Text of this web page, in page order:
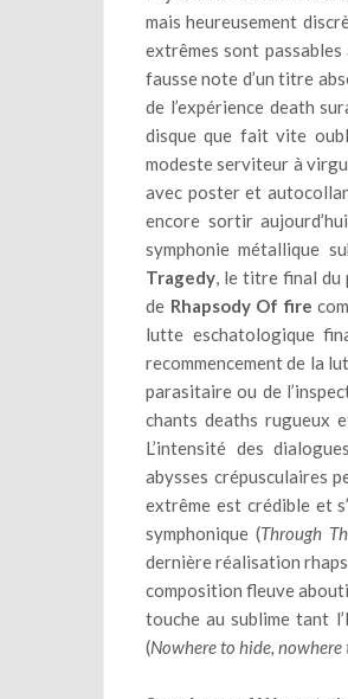
mais heureusement
extrêmes sont
fausse note d’un titre
de l’expérience death
disque que fait vite
modeste serviteur à
avec poster et
encore sortir
symphonie métallique
Tragedy, le titre final du
de Rhapsody Of fire
lutte eschatologique
recommencement de la
parasitaire ou de
chants deaths rugueux
L’intensité des
abysses crépusculaires
extrême est crédible et
symphonique (Through
dernière réalisation
composition fleuve
touche au sublime tant
(Nowhere to hide,